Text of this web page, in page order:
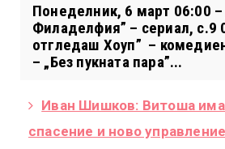
Понеделник, 6 март 06:00
Филаделфия” – сериал, с.9
отгледаш Хоуп” –
– „Без пукната пара”...
Иван Шишков: Витоша
спасение и ново управление